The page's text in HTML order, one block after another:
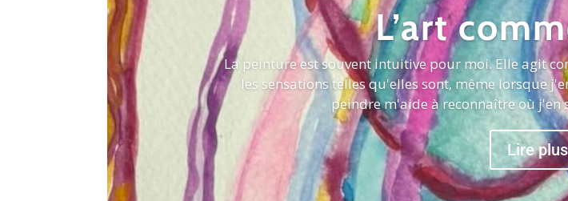
L’art
La peinture est souvent intuitive pour moi. Elle agit
les sensations telles qu'elles sont, même lorsque
peindre m'aide à reconnaître où j'en
Lire plus